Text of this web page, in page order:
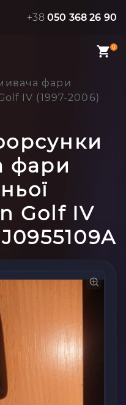
+38 050 368 26 90
0
фари
IV (1997-2006)
фари
Golf IV